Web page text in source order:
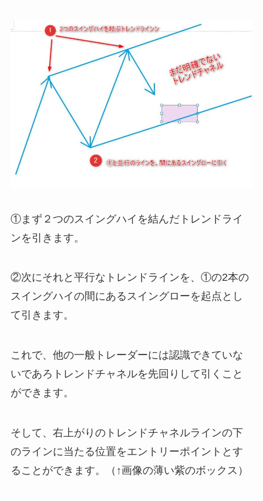
①まず２つのスイングハイを結んだトレンドライ
ンを引きます。
②次にそれと平行なトレンドラインを、①の2本の
スイングハイの間にあるスイングローを起点とし
て引きます。
これで、他の一般トレーダーには認識できていな
いであろトレンドチャネルを先回りして引くこと
ができます。
そして、右上がりのトレンドチャネルラインの下
のラインに当たる位置をエントリーポイントとす
ることができます。（↑画像の薄い紫のボックス）